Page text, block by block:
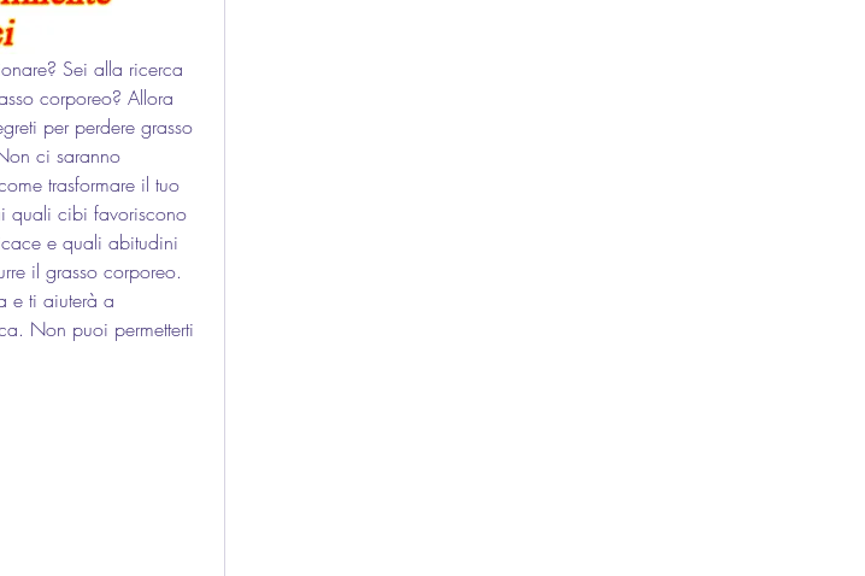
Sei alla ricerca
corporeo? Allora
per perdere grasso
ci saranno
trasformare il tuo
quali cibi favoriscono
e quali abitudini
il grasso corporeo.
e ti aiuterà a
Non puoi permetterti